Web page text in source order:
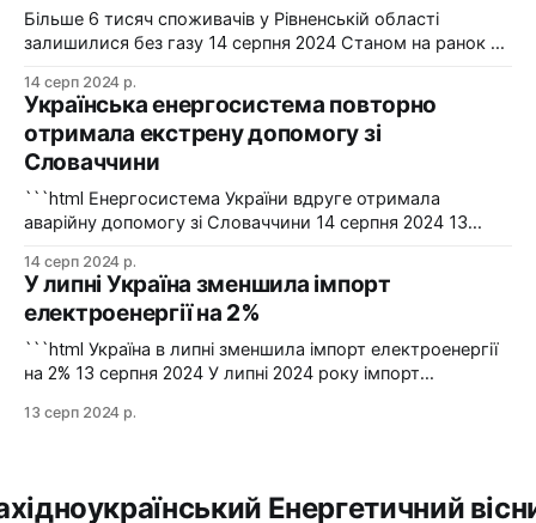
"Харківобленерго&
Більше 6 тисяч споживачів у Рівненській області
залишилися без газу 14 серпня 2024 Станом на ранок 14
області залишилися без газопостачання через
технологічні проблеми. Фото: Рівнегаз Також, в
Сумській області в одному з населених пунктів в
результаті удару керованою авіабомбою пошкоджено
сталевий
14 серп 2024 р.
Українська енергосистема повторно
отримала екстрену допомогу зі
Словаччини
```html Енергосистема України вдруге отримала
аварійну допомогу зі Словаччини 14 серпня 2024 13
аварійну допомогу зі Словаччини. Фото: Shutterstock "У
вчорашній день, 13 серпня, НЕК "Укренерго" запитала
аварійну допомогу з енергосистеми Словаччини", –
йдеться в повідомленні пресслужби оператора системи
передачі. Експорт
14 серп 2024 р.
У липні Україна зменшила імпорт
електроенергії на 2%
```html Україна в липні зменшила імпорт електроенергії
на 2% 13 серпня 2024 У липні 2024 року імпорт
червнем. Експорт залишався на нульовому рівні. Графіка:
13 серп 2024 р.
Енергетичний